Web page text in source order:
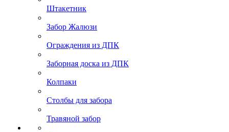
Штакетник
Забор Жалюзи
Ограждения из ДПК
Заборная доска из ДПК
Колпаки
Столбы для забора
Травяной забор